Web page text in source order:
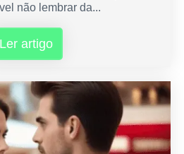
não lembrar da...
Ler artigo